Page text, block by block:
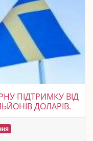
ПІДТРИМКУ ВІД
ДОЛАРІВ.